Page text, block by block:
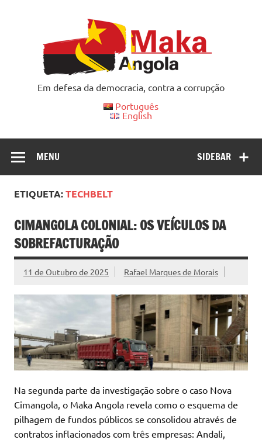
Em defesa da democracia, contra a corrupção
Português
English
SIDEBAR
MENU
ETIQUETA:TECHBELT
CIMANGOLA COLONIAL: OS VEÍCULOS DA
SOBREFACTURAÇÃO
11 de Outubro de 2025 Rafael Marques de Morais
Na segunda parte da investigação sobre o caso Nova
Cimangola, o Maka Angola revela como o esquema de
pilhagem de fundos públicos se consolidou através de
contratos inflacionados com três empresas: Andali,